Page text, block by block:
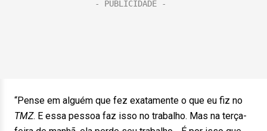
“Pense em alguém que fez exatamente o que eu fiz no
TMZ. E essa pessoa faz isso no trabalho. Mas na terça-